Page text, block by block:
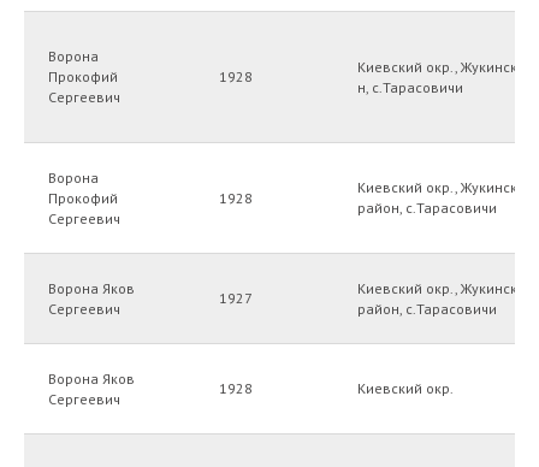
Ворона
Прокофий
Сергеевич
1928
Киевский окр., Жукинский
н, с.Тарасовичи
Ворона
Прокофий
Сергеевич
1928
Киевский окр., Жукинский
район, с.Тарасовичи
Ворона Яков
Сергеевич
1927
Киевский окр., Жукинский
район, с.Тарасовичи
Ворона Яков
Сергеевич
1928 Киевский окр.